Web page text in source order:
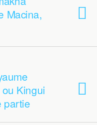
Macina,
Kingui
partie